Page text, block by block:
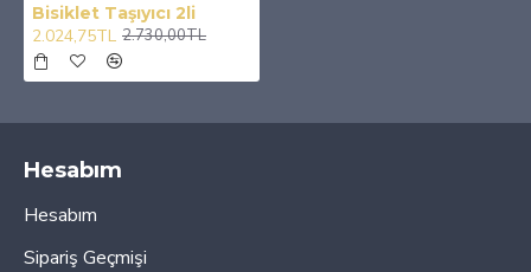
Bisiklet Taşıyıcı 2li
2.024,75TL 2.730,00TL
Hesabım
Hesabım
Sipariş Geçmişi